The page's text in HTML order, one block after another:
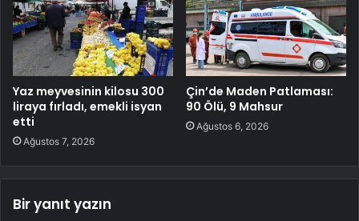
Yaz meyvesinin kilosu 300
liraya fırladı, emekli isyan
etti
Ağustos 7, 2026
Çin’de Maden Patlaması:
90 Ölü, 9 Mahsur
Ağustos 6, 2026
Bir yanıt yazın